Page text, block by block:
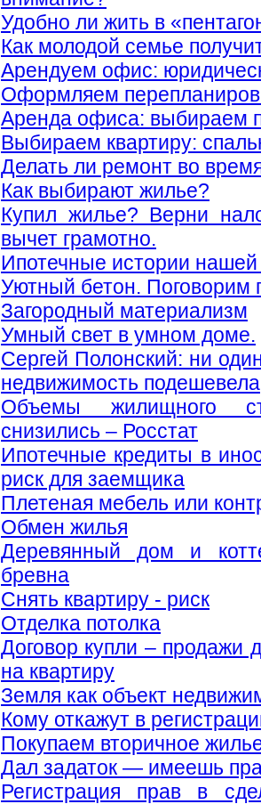
Удобно ли жить в
Как молодой семье
Арендуем офис:
Оформляем
Аренда офиса: выбираем
Выбираем квартиру:
Делать ли ремонт во
Как выбирают жилье?
Купил жилье? Верни
вычет грамотно.
Ипотечные истории нашей
Уютный бетон. Поговорим
Загородный материализм
Умный свет в умном доме.
Сергей Полонский: ни
недвижимость подешевела
Объемы жилищного
снизились – Росстат
Ипотечные кредиты в
риск для заемщика
Плетеная мебель или
Обмен жилья
Деревянный дом и
бревна
Снять квартиру - риск
Отделка потолка
Договор купли – продажи
на квартиру
Земля как объект
Кому откажут в
Покупаем вторичное
Дал задаток — имеешь
Регистрация прав в